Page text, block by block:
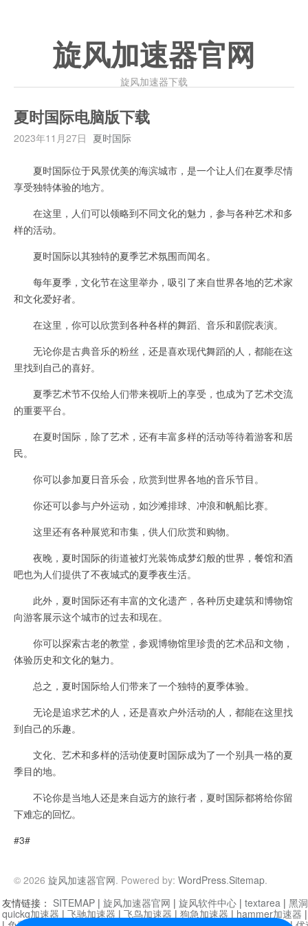
旋风加速器官网
旋风加速器下载
夏时国际电脑版下载
2023年11月27日 夏时国际
夏时国际位于风景优美的海滨城市，是一个让人们在夏季尽情
享受独特体验的地方。
在这里，人们可以领略到不同文化的魅力，参与各种艺术和多
样的活动。
夏时国际以其独特的夏季艺术氛围而闻名。
每年夏季，文化节在这里举办，吸引了来自世界各地的艺术家
和文化爱好者。
在这里，你可以欣赏到各种各样的舞蹈、音乐和剧院表演。
无论你是古典音乐的粉丝，还是喜欢现代舞蹈的人，都能在这
里找到自己的喜好。
夏季艺术节不仅给人们带来视听上的享受，也成为了艺术交流
的重要平台。
在夏时国际，除了艺术，还有丰富多样的活动等待着游客和居
民。
你可以参加夏日音乐会，欣赏到世界各地的音乐节目。
你还可以参与户外运动，如沙滩排球、冲浪和帆船比赛。
这里还有各种展览和市集，供人们欣赏和购物。
夜晚，夏时国际的街道被灯光装饰成梦幻般的世界，餐馆和酒
吧也为人们提供了不夜城式的夏季夜生活。
此外，夏时国际还有丰富的文化遗产，各种历史建筑和博物馆
向游客展示这个城市的过去和现在。
你可以探索古老的教堂，参观博物馆里珍贵的艺术品和文物，
体验历史和文化的魅力。
总之，夏时国际给人们带来了一个独特的夏季体验。
无论是追求艺术的人，还是喜欢户外活动的人，都能在这里找
到自己的乐趣。
文化、艺术和多样的活动使夏时国际成为了一个别具一格的夏
季目的地。
不论你是当地人还是来自远方的旅行者，夏时国际都将给你留
下难忘的回忆。
#3#
© 2026 旋风加速器官网. Powered by: WordPress.Sitemap.
友情链接： SITEMAP | 旋风加速器官网 | 旋风软件中心 | textarea | 黑
quickq加速器 | 飞驰加速器 | 飞鸟加速器 | 狗急加速器 | hammer加速器